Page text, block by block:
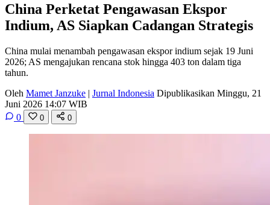
China Perketat Pengawasan Ekspor
Indium, AS Siapkan Cadangan Strategis
China mulai menambah pengawasan ekspor indium sejak 19 Juni
2026; AS mengajukan rencana stok hingga 403 ton dalam tiga
tahun.
Oleh Mamet Janzuke | Jurnal Indonesia Dipublikasikan Minggu, 21
Juni 2026 14:07 WIB
0
0 0